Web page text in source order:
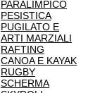
PARALIMPICO
PESISTICA
PUGILATO E
ARTI MARZIALI
RAFTING
CANOA E KAYAK
RUGBY
SCHERMA